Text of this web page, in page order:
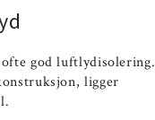
god luftlydisolering.
ligger